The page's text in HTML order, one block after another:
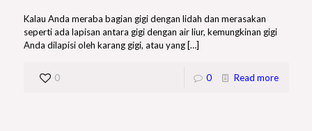
Kalau Anda meraba bagian gigi dengan lidah dan merasakan
seperti ada lapisan antara gigi dengan air liur, kemungkinan gigi
Anda dilapisi oleh karang gigi, atau yang[…]
0 0 Read more